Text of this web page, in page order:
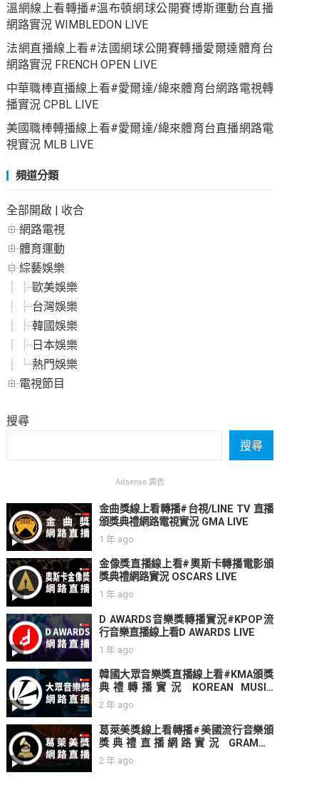
溫網線上看轉播#溫布頓網球公開賽博斯運動台直播
網路實況 WIMBLEDON LIVE
法網直播線上看#法國網球公開賽轉播愛爾達體育台
網路實況 FRENCH OPEN LIVE
中華職棒直播線上看#愛爾達/緯來體育台網路電視轉
播實況 CPBL LIVE
美國職棒轉播線上看#愛爾達/緯來體育台直播網路電
視實況 MLB LIVE
頻道分類
全部開啟| 收合
網路電視
體育運動
綜藝娛樂
歐美娛樂
台灣娛樂
韓國娛樂
日本娛樂
熱門娛樂
電視節目
搜尋
搜尋
Adsense 廣告
金曲獎線上看轉播#台視/LINE TV 直播
頒獎典禮網路電視實況 GMA LIVE
1 年 ago
金像獎直播線上看#奧斯卡轉播電影頒
獎典禮網路實況 OSCARS LIVE
1 年 ago
D AWARDS音樂獎轉播實況#KPOP流
行音樂直播線上看D AWARDS LIVE
1 年 ago
韓國大眾音樂獎直播線上看#KMA頒獎
典禮轉播實況 KOREAN MUSIC
AWARDS LIVE
2 年 ago
葛萊美獎線上看轉播#美國流行音樂頒
獎典禮直播網路實況 GRAMMY
AWARD LIVE
2 年 ago